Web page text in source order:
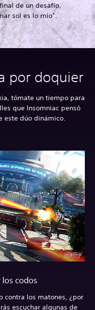
de un desafío,
sol es lo mío”.
por doquier
tómate un tiempo para
que Insomniac pensó
este dúo dinámico.
codos
contra los matones, ¿por
escuchar algunas de